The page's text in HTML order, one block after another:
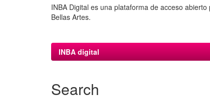
INBA Digital es una plataforma de acceso
Bellas Artes.
INBA digital
Search